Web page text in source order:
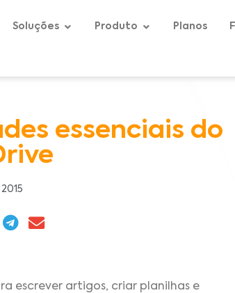
Soluções Produto Planos
essenciais do
escrever artigos, criar planilhas e